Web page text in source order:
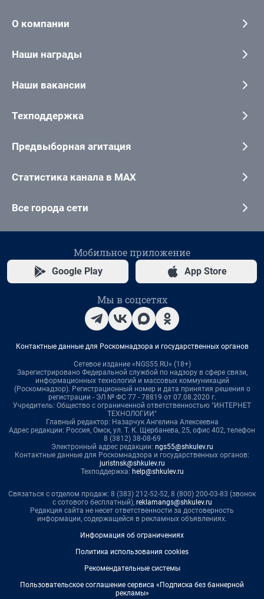
О компании
Наши награды
Наши вакансии
Техподдержка
Предвыборная агитация
Статистика канала в MAX
Все города сети
Мобильное приложение
Google Play App Store
Мы в соцсетях
Контактные данные для Роскомнадзора и государственных органов
Сетевое издание «NGS55.RU» (18+)
Зарегистрировано Федеральной службой по надзору в сфере связи,
информационных технологий и массовых коммуникаций
(Роскомнадзор). Регистрационный номер и дата принятия решения о
регистрации - ЭЛ № ФС 77 - 78819 от 07.08.2020 г.
Учредитель: Общество с ограниченной ответственностью "ИНТЕРНЕТ
ТЕХНОЛОГИИ"
Главный редактор: Назарчук Ангелина Алексеевна
Адрес редакции: Россия, Омск, ул. Т. К. Щербанева, 25, офис 402, телефон
8 (3812) 38-08-69
Электронный адрес редакции: ngs55@shkulev.ru
Контактные данные для Роскомнадзора и государственных органов:
juristnsk@shkulev.ru
Техподдержка: help@shkulev.ru
Связаться с отделом продаж: 8 (383) 212-52-52, 8 (800) 200-03-83 (звонок
с сотового бесплатный), reklamangs@shkulev.ru
Редакция сайта не несет ответственности за достоверность
информации, содержащейся в рекламных объявлениях.
Информация об ограничениях
Политика использования cookies
Рекомендательные системы
Пользовательское соглашение сервиса «Подписка без баннерной
рекламы»